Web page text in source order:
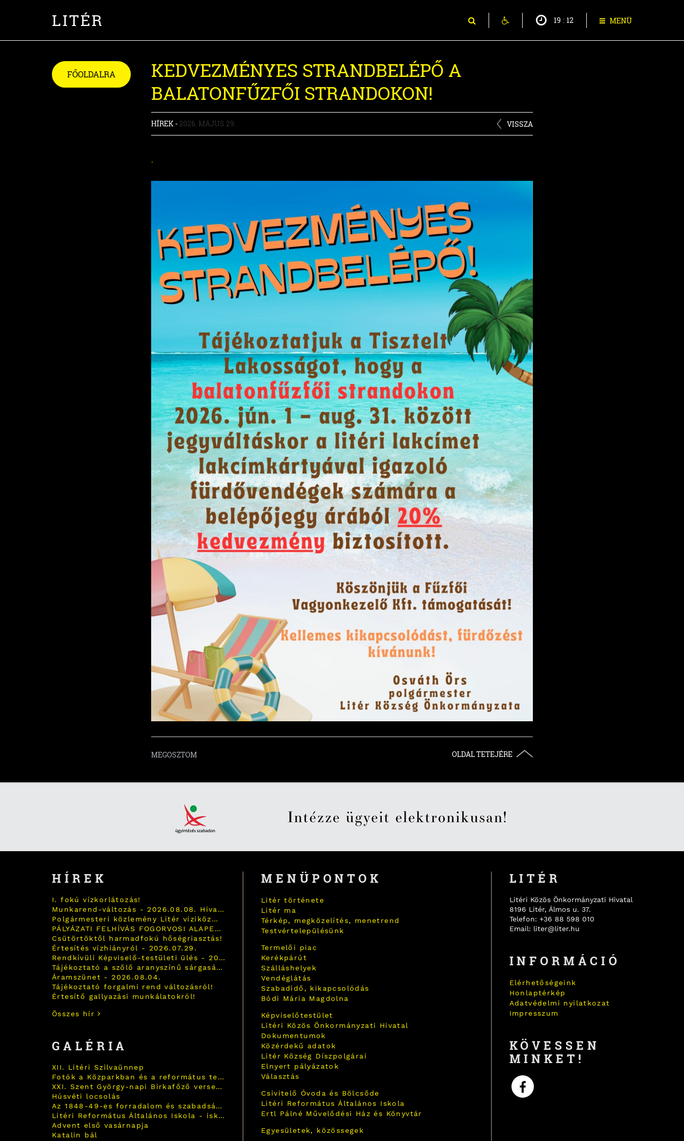
LITÉR 19 : 12 MENÜ
FŐOLDALRA
KEDVEZMÉNYES STRANDBELÉPŐ A
BALATONFŰZFŐI STRANDOKON!
HÍREK - 2026. MÁJUS 29. VISSZA
.
MEGOSZTOM OLDAL TETEJÉRE
HÍREK
I. fokú vízkorlátozás!
Munkarend-változás - 2026.08.08. Hivatal zárva tart!
Polgármesteri közlemény Litér víziközmű infrastruktúra fejlesztésről 2026.07.30.
PÁLYÁZATI FELHÍVÁS FOGORVOSI ALAPELLÁTÁSI FELADATOK, FOGÁSZATI ÉS ISKOLAFOGÁSZATI FELADATOK ELLÁTÁSÁRA!
Csütörtöktől harmadfokú hőségriasztás!
Értesítés vízhiányról - 2026.07.29.
Rendkívüli Képviselő-testületi ülés - 2026.07.28.
Tájékoztató a szőlő aranyszínű sárgaság betegségéről!
Áramszünet - 2026.08.04.
Tájékoztató forgalmi rend változásról!
Értesítő gallyazási munkálatokról!
Összes hír
GALÉRIA
XII. Litéri Szilvaünnep
Fotók a Közparkban és a református templom kapujában!
XXI. Szent György-napi Birkafőző verseny
Húsvéti locsolás
Az 1848-49-es forradalom és szabadságharc hagyomány-felelevenítő, történelmi megemlékezés
Litéri Református Általános Iskola - iskolai karácsonyi ünnepély áhítattal
Advent első vasárnapja
Katalin bál
MENÜPONTOK
Litér története
Litér ma
Térkép, megközelítés, menetrend
Testvértelepülésünk
Termelői piac
Kerékpárút
Szálláshelyek
Vendéglátás
Szabadidő, kikapcsolódás
Bódi Mária Magdolna
Képviselőtestület
Litéri Közös Önkormányzati Hivatal
Dokumentumok
Közérdekű adatok
Litér Község Díszpolgárai
Elnyert pályázatok
Választás
Csivitelő Óvoda és Bölcsőde
Litéri Református Általános Iskola
Ertl Pálné Művelődési Ház és Könyvtár
Egyesületek, közössegek
LITÉR
Litéri Közös Önkormányzati Hivatal
8196 Litér, Álmos u. 37.
Telefon: +36 88 598 010
Email: liter@liter.hu
INFORMÁCIÓ
Elérhetőségeink
Honlaptérkép
Adatvédelmi nyilatkozat
Impresszum
KÖVESSEN
MINKET!